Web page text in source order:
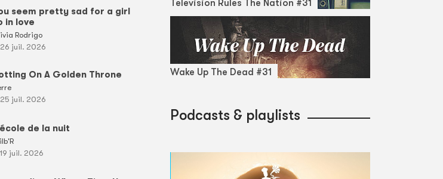
seem pretty sad for a girl
in love
Rodrigo
26 juil. 2026
On A Golden Throne
25 juil. 2026
de la nuit
juil. 2026
Television Rules The Nation #31
Wake Up The Dead #31
Podcasts & playlists